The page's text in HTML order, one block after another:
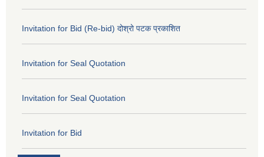
Invitation for Bid (Re-bid) दोश्रो पटक प्रकाशित
Invitation for Seal Quotation
Invitation for Seal Quotation
Invitation for Bid